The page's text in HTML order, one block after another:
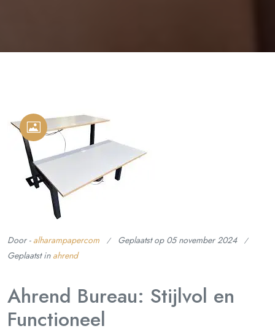
Door - alharampapercom Geplaatst op 05 november 2024
Geplaatst in ahrend
Ahrend Bureau: Stijlvol en
Functioneel